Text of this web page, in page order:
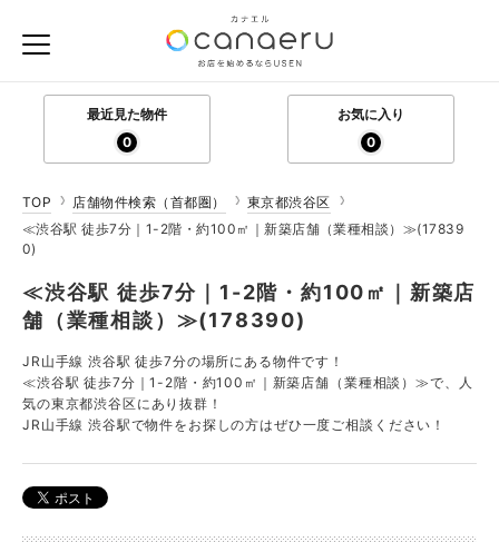
最近見た物件
0
お気に入り
0
TOP 店舗物件検索（首都圏）
東京都渋谷区
≪渋谷駅 徒歩7分｜1-2階・約100㎡｜新築店舗（業種相談）≫(17839
0)
≪渋谷駅 徒歩7分｜1-2階・約100㎡｜新築店
舗（業種相談）≫(178390)
JR山手線 渋谷駅 徒歩7分の場所にある物件です！
≪渋谷駅 徒歩7分｜1-2階・約100㎡｜新築店舗（業種相談）≫で、人
気の東京都渋谷区にあり抜群！
JR山手線 渋谷駅で物件をお探しの方はぜひ一度ご相談ください！